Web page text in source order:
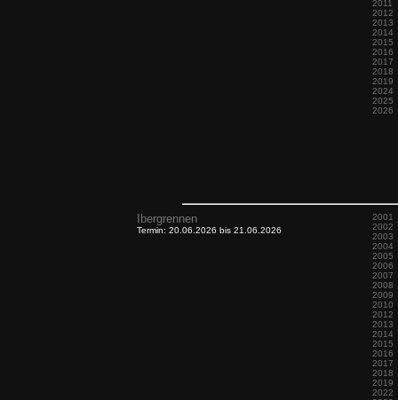
2011
2012
2013
2014
2015
2016
2017
2018
2019
2024
2025
2026
Ibergrennen
Termin: 20.06.2026 bis 21.06.2026
2001
2002
2003
2004
2005
2006
2007
2008
2009
2010
2012
2013
2014
2015
2016
2017
2018
2019
2022